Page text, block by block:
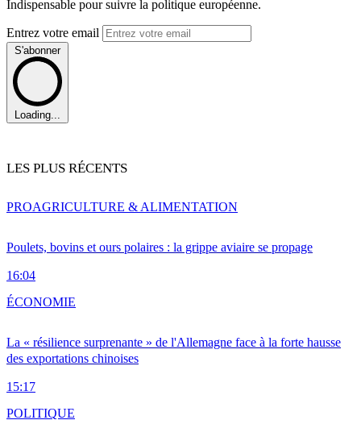
Indispensable pour suivre la politique européenne.
Entrez votre email
S'abonner
Loading...
LES PLUS RÉCENTS
Poulets, bovins et ours polaires : la grippe aviaire se propage
16:04
PROAGRICULTURE & ALIMENTATION
La « résilience surprenante » de l'Allemagne face à la forte hausse
des exportations chinoises
15:17
ÉCONOMIE
POLITIQUE